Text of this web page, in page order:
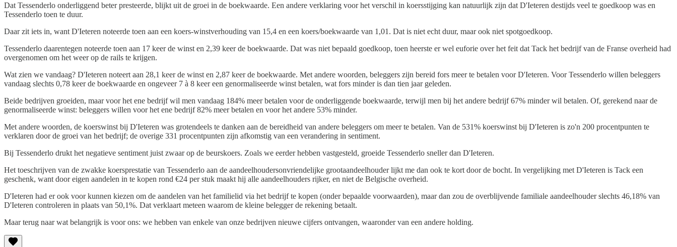
Dat Tessenderlo onderliggend beter presteerde, blijkt uit de groei in de boekwaarde. Een andere verklaring voor het verschil in koersstijging kan natuurlijk zijn dat D'Ieteren destijds veel te goedkoop was en
Tessenderlo toen te duur.
Daar zit iets in, want D'Ieteren noteerde toen aan een koers-winstverhouding van 15,4 en een koers/boekwaarde van 1,01. Dat is niet echt duur, maar ook niet spotgoedkoop.
Tessenderlo daarentegen noteerde toen aan 17 keer de winst en 2,39 keer de boekwaarde. Dat was niet bepaald goedkoop, toen heerste er wel euforie over het feit dat Tack het bedrijf van de Franse overheid had
overgenomen om het weer op de rails te krijgen.
Wat zien we vandaag? D'Ieteren noteert aan 28,1 keer de winst en 2,87 keer de boekwaarde. Met andere woorden, beleggers zijn bereid fors meer te betalen voor D'Ieteren. Voor Tessenderlo willen beleggers
vandaag slechts 0,78 keer de boekwaarde en ongeveer 7 à 8 keer een genormaliseerde winst betalen, wat fors minder is dan tien jaar geleden.
Beide bedrijven groeiden, maar voor het ene bedrijf wil men vandaag 184% meer betalen voor de onderliggende boekwaarde, terwijl men bij het andere bedrijf 67% minder wil betalen. Of, gerekend naar de
genormaliseerde winst: beleggers willen voor het ene bedrijf 82% meer betalen en voor het andere 53% minder.
Met andere woorden, de koerswinst bij D'Ieteren was grotendeels te danken aan de bereidheid van andere beleggers om meer te betalen. Van de 531% koerswinst bij D'Ieteren is zo'n 200 procentpunten te
verklaren door de groei van het bedrijf; de overige 331 procentpunten zijn afkomstig van een verandering in sentiment.
Bij Tessenderlo drukt het negatieve sentiment juist zwaar op de beurskoers. Zoals we eerder hebben vastgesteld, groeide Tessenderlo sneller dan D'Ieteren.
Het toeschrijven van de zwakke koersprestatie van Tessenderlo aan de aandeelhoudersonvriendelijke grootaandeelhouder lijkt me dan ook te kort door de bocht. In vergelijking met D'Ieteren is Tack een
geschenk, want door eigen aandelen in te kopen rond €24 per stuk maakt hij alle aandeelhouders rijker, en niet de Belgische overheid.
D'Ieteren had er ook voor kunnen kiezen om de aandelen van het familielid via het bedrijf te kopen (onder bepaalde voorwaarden), maar dan zou de overblijvende familiale aandeelhouder slechts 46,18% van
D'Ieteren controleren in plaats van 50,1%. Dat verklaart meteen waarom de kleine belegger de rekening betaalt.
Maar terug naar wat belangrijk is voor ons: we hebben van enkele van onze bedrijven nieuwe cijfers ontvangen, waaronder van een andere holding.